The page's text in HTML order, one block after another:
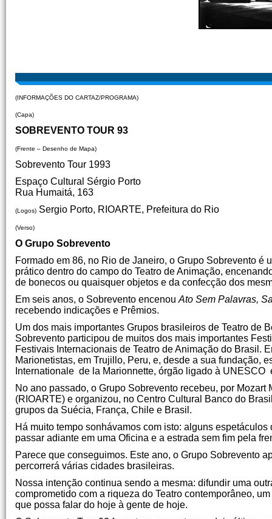
(INFORMAÇÕES DO CARTAZ/PROGRAMA)
(Capa)
SOBREVENTO TOUR 93
(Frente – Desenho de Mapa)
Sobrevento Tour 1993
Espaço Cultural Sérgio Porto
Rua Humaitá, 163
(Logos) Sergio Porto, RIOARTE, Prefeitura do Rio
(Verso)
O Grupo Sobrevento
Formado em 86, no Rio de Janeiro, o Grupo Sobrevento
prático dentro do campo do Teatro de Animação,
de bonecos ou quaisquer objetos e da confecção dos
Em seis anos, o Sobrevento encenou Ato Sem Palavras,
recebendo indicações e Prêmios.
Um dos mais importantes Grupos brasileiros de Teatro de
Sobrevento participou de muitos dos mais importantes
Festivais Internacionais de Teatro de Animação do Brasil.
Marionetistas, em Trujillo, Peru, e, desde a sua fundação,
Internationale de la Marionnette, órgão ligado à
No ano passado, o Grupo Sobrevento recebeu, por
(RIOARTE) e organizou, no Centro Cultural Banco do
grupos da Suécia, França, Chile e Brasil.
Há muito tempo sonhávamos com isto: alguns
passar adiante em uma Oficina e a estrada sem fim pela
Parece que conseguimos. Este ano, o Grupo Sobrevento
percorrerá várias cidades brasileiras.
Nossa intenção continua sendo a mesma: difundir uma
comprometido com a riqueza do Teatro contemporâneo,
que possa falar do hoje à gente de hoje.